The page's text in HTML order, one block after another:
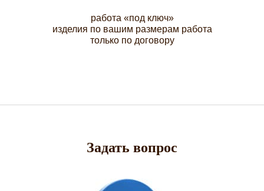
работа «под ключ»
изделия по вашим размерам работа
только по договору
Задать вопрос